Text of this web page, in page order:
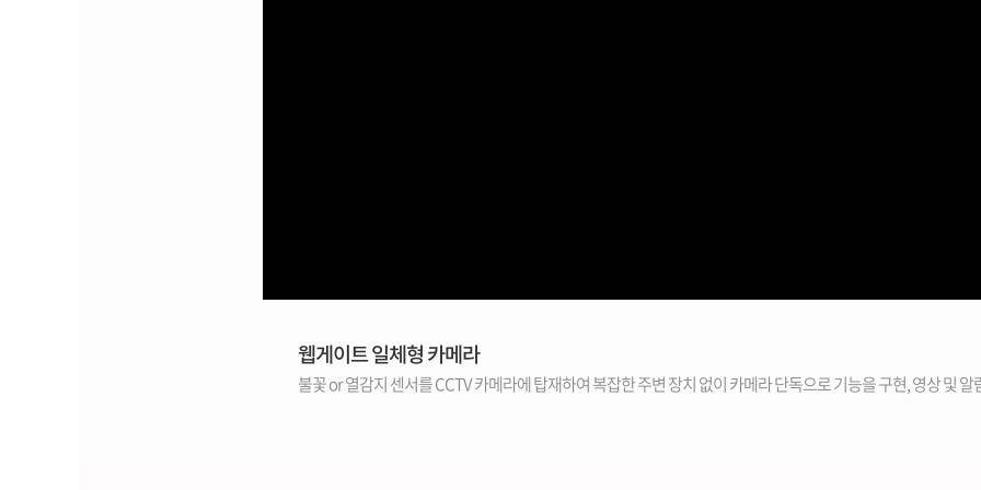
웹게이트 일체형 카메라
불꽃 or 열감지 센서를 CCTV 카메라에 탑재하여 복잡한 주변 장치 없이 카메라 단독으로 기능을 구현, 영상 및 알